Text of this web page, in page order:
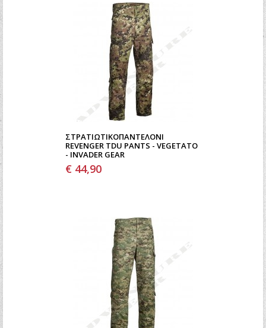
ΣΤΡΑΤΙΩΤΙΚΌΠΑΝΤΕΛΌΝΙ
REVENGER TDU PANTS - VEGETATO
- INVADER GEAR
€ 44,90